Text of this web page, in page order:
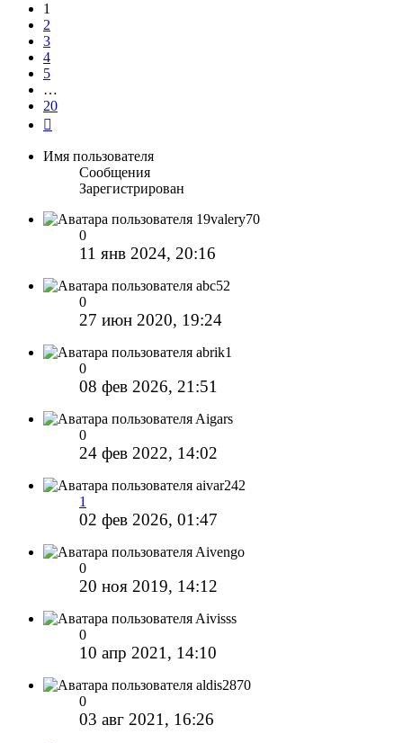
1
2
3
4
5
…
20
Имя пользователя
Сообщения
Зарегистрирован
19valery70
0
11 янв 2024, 20:16
abc52
0
27 июн 2020, 19:24
abrik1
0
08 фев 2026, 21:51
Aigars
0
24 фев 2022, 14:02
aivar242
1
02 фев 2026, 01:47
Aivengo
0
20 ноя 2019, 14:12
Aivisss
0
10 апр 2021, 14:10
aldis2870
0
03 авг 2021, 16:26